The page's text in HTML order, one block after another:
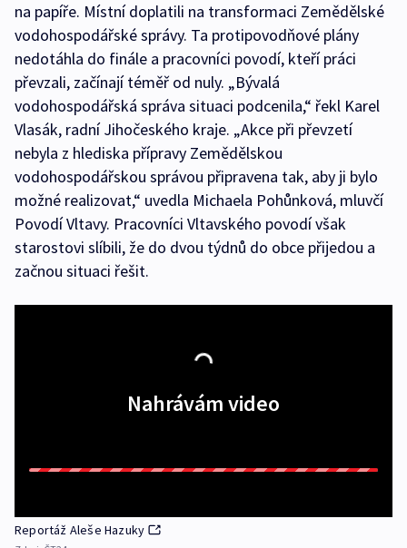
na papíře. Místní doplatili na transformaci Zemědělské
vodohospodářské správy. Ta protipovodňové plány
nedotáhla do finále a pracovníci povodí, kteří práci
převzali, začínají téměř od nuly. „Bývalá
vodohospodářská správa situaci podcenila,“ řekl Karel
Vlasák, radní Jihočeského kraje. „Akce při převzetí
nebyla z hlediska přípravy Zemědělskou
vodohospodářskou správou připravena tak, aby ji bylo
možné realizovat,“ uvedla Michaela Pohůnková, mluvčí
Povodí Vltavy. Pracovníci Vltavského povodí však
starostovi slíbili, že do dvou týdnů do obce přijedou a
začnou situaci řešit.
Nahrávám video
Reportáž Aleše Hazuky